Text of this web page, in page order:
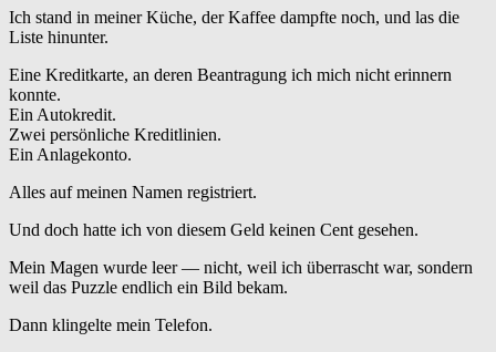
Ich stand in meiner Küche, der Kaffee dampfte noch, und las die
Liste hinunter.
Eine Kreditkarte, an deren Beantragung ich mich nicht erinnern
konnte.
Ein Autokredit.
Zwei persönliche Kreditlinien.
Ein Anlagekonto.
Alles auf meinen Namen registriert.
Und doch hatte ich von diesem Geld keinen Cent gesehen.
Mein Magen wurde leer — nicht, weil ich überrascht war, sondern
weil das Puzzle endlich ein Bild bekam.
Dann klingelte mein Telefon.